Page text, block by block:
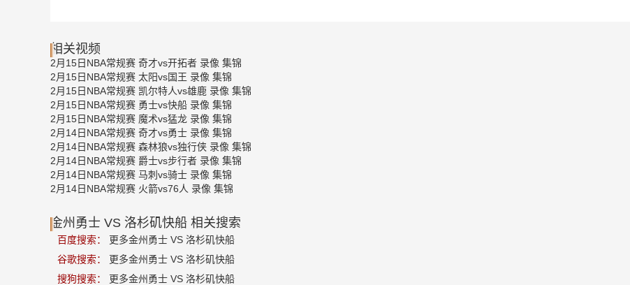
相关视频
2月15日NBA常规赛 奇才vs开拓者 录像 集锦
2月15日NBA常规赛 太阳vs国王 录像 集锦
2月15日NBA常规赛 凯尔特人vs雄鹿 录像 集锦
2月15日NBA常规赛 勇士vs快船 录像 集锦
2月15日NBA常规赛 魔术vs猛龙 录像 集锦
2月14日NBA常规赛 奇才vs勇士 录像 集锦
2月14日NBA常规赛 森林狼vs独行侠 录像 集锦
2月14日NBA常规赛 爵士vs步行者 录像 集锦
2月14日NBA常规赛 马刺vs骑士 录像 集锦
2月14日NBA常规赛 火箭vs76人 录像 集锦
金州勇士 VS 洛杉矶快船 相关搜索
百度搜索：
更多金州勇士 VS 洛杉矶快船
谷歌搜索：
更多金州勇士 VS 洛杉矶快船
搜狗搜索：
更多金州勇士 VS 洛杉矶快船